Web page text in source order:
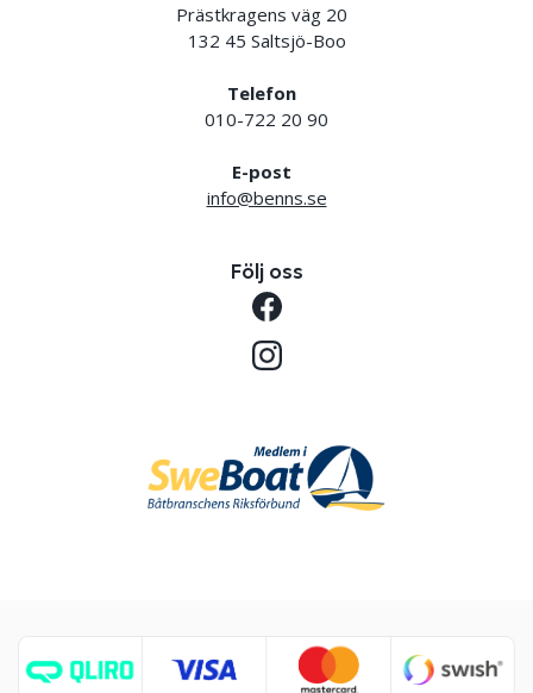
Prästkragens väg 20
132 45 Saltsjö-Boo
Telefon
010-722 20 90
E-post
info@benns.se
Följ oss